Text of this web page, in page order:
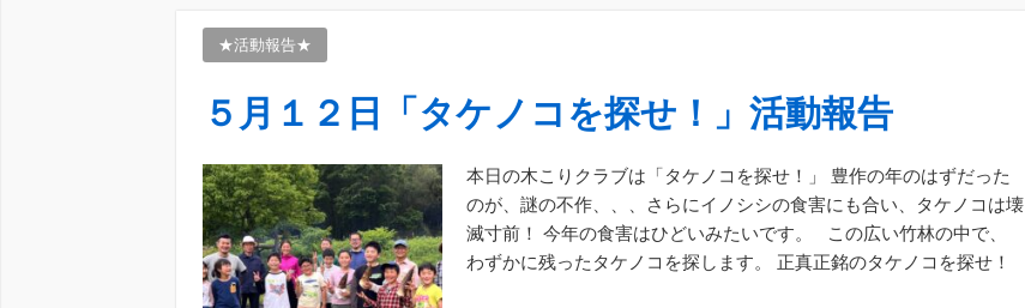
★活動報告★
５月１２日「タケノコを探せ！」活動報告
本日の木こりクラブは「タケノコを探せ！」 豊作の年のはずだった
のが、謎の不作、、、さらにイノシシの食害にも合い、タケノコは壊
滅寸前！ 今年の食害はひどいみたいです。 この広い竹林の中で、
わずかに残ったタケノコを探します。 正真正銘のタケノコを探せ！